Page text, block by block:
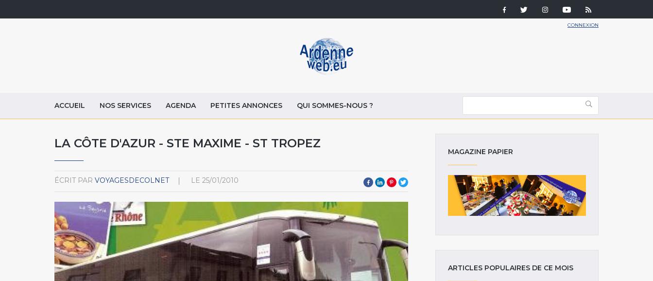
CONNEXION
ACCUEIL NOS SERVICES AGENDA PETITES ANNONCES QUI SOMMES-NOUS ?
LA CÔTE D'AZUR - STE MAXIME - ST TROPEZ
ÉCRIT PAR VOYAGESDECOLNET LE 25/01/2010
MAGAZINE PAPIER
ARTICLES POPULAIRES DE CE MOIS